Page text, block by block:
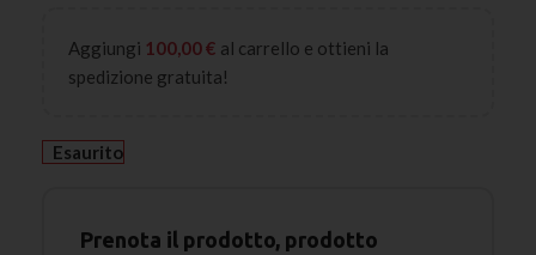
Aggiungi 100,00€ al carrello e ottieni la
spedizione gratuita!
Esaurito
Prenota il prodotto, prodotto